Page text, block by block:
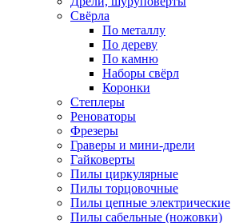
Свёрла
По металлу
По дереву
По камню
Наборы свёрл
Коронки
Степлеры
Реноваторы
Фрезеры
Граверы и мини-дрели
Гайковерты
Пилы циркулярные
Пилы торцовочные
Пилы цепные электрические
Пилы сабельные (ножовки)